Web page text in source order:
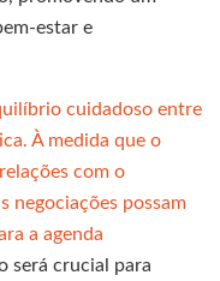
estar e
cuidadoso entre
À medida que o
com o
negociações possam
a agenda
será crucial para